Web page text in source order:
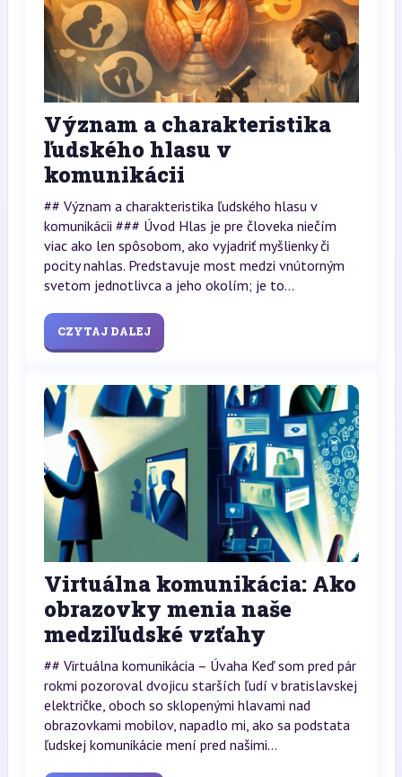
Význam a charakteristika
ľudského hlasu v
komunikácii
## Význam a charakteristika ľudského hlasu v
komunikácii ### Úvod Hlas je pre človeka niečím
viac ako len spôsobom, ako vyjadriť myšlienky či
pocity nahlas. Predstavuje most medzi vnútorným
svetom jednotlivca a jeho okolím; je to...
CZYTAJ DALEJ
Virtuálna komunikácia: Ako
obrazovky menia naše
medziľudské vzťahy
## Virtuálna komunikácia – Úvaha Keď som pred pár
rokmi pozoroval dvojicu starších ľudí v bratislavskej
električke, oboch so sklopenými hlavami nad
obrazovkami mobilov, napadlo mi, ako sa podstata
ľudskej komunikácie mení pred našimi...